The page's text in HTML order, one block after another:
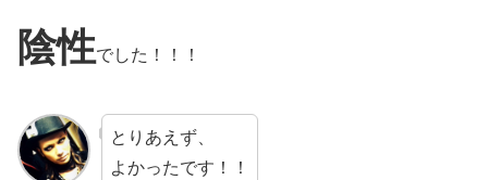
陰性でした！！！
とりあえず、
よかったです！！